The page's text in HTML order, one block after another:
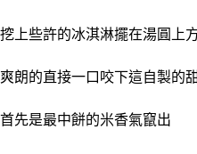
挖上些許的冰淇淋擺在湯圓上
爽朗的直接一口咬下這自製的
首先是最中餅的米香氣竄出